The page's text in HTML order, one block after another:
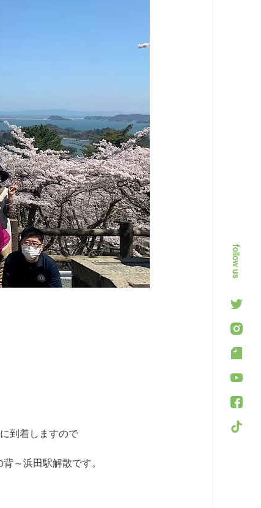
follow us
到着しますので
～浜田駅解散です。